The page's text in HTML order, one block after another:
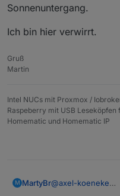
Gruß und
Sonnenuntergang.
Ich bin hier verwirrt.
Gruß
Martin
Intel NUCs mit Proxmox /
Raspeberry mit USB
Homematic und Homematic IP
M MartyBr@axel-koeneke